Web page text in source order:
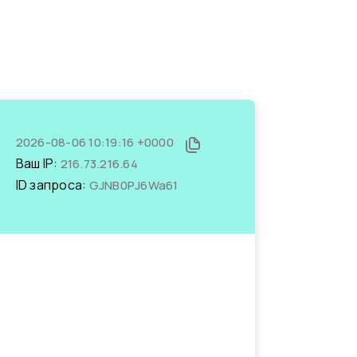
2026-08-06 10:19:16 +0000
Ваш IP: 216.73.216.64
ID запроса: GJNB0PJ6Wa61